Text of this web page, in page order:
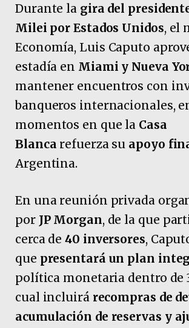
Durante la gira del
Milei por Estados Unidos, el
Economía, Luis Caputo
estadía en Miami y Nueva
mantener encuentros con
banqueros internacionales,
momentos en que la Casa
Blanca refuerza su apoyo
Argentina.
En una reunión privada
por JP Morgan, de la que
cerca de40 inversores,
que presentará un plan
política monetaria dentro de
cual incluirá recompras de
acumulación de reservas y